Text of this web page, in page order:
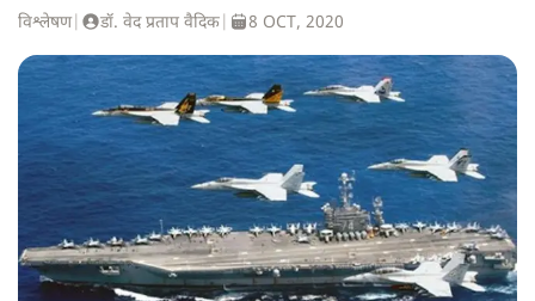
विश्लेषण| डॉ. वेद प्रताप वैदिक 8 OCT, 2020